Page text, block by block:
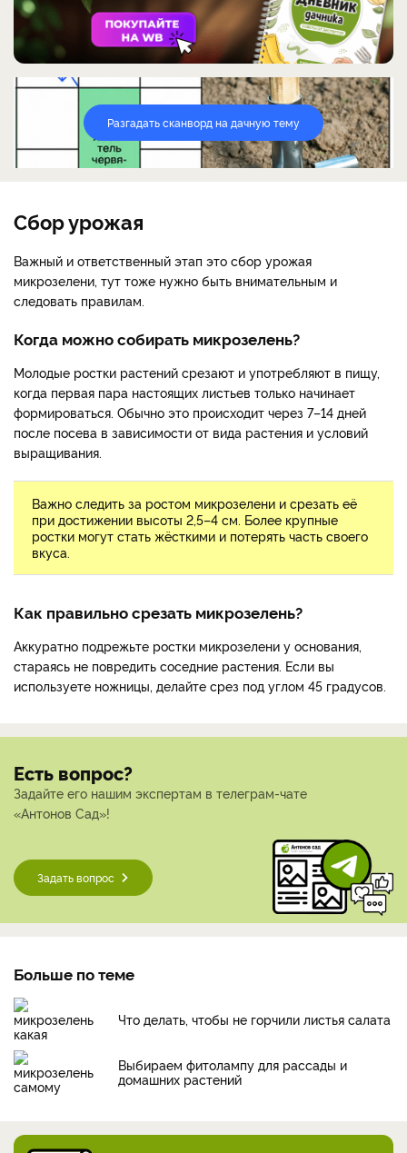
Разгадать сканворд на дачную тему
Сбор урожая
Важный и ответственный этап это сбор урожая
микрозелени, тут тоже нужно быть внимательным и
следовать правилам.
Когда можно собирать микрозелень?
Молодые ростки растений срезают и употребляют в пищу,
когда первая пара настоящих листьев только начинает
формироваться. Обычно это происходит через 7–14 дней
после посева в зависимости от вида растения и условий
выращивания.
Важно следить за ростом микрозелени и срезать её
при достижении высоты 2,5–4 см. Более крупные
ростки могут стать жёсткими и потерять часть своего
вкуса.
Как правильно срезать микрозелень?
Аккуратно подрежьте ростки микрозелени у основания,
стараясь не повредить соседние растения. Если вы
используете ножницы, делайте срез под углом 45 градусов.
Есть вопрос?
Задайте его нашим экспертам в телеграм-чате
«Антонов Сад»!
Задать вопрос
Больше по теме
Что делать, чтобы не горчили листья салата
Выбираем фитолампу для рассады и
домашних растений